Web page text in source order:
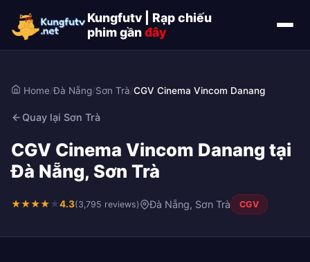
Kungfutv | Rạp chiếu
phim gầnđây
Home/Đà Nẵng/Sơn Trà/CGV Cinema Vincom Danang
Quay lại Sơn Trà
CGV Cinema Vincom Danang tại
Đà Nẵng, Sơn Trà
★★★★★4.3(3,795 reviews) Đà Nẵng, Sơn Trà CGV